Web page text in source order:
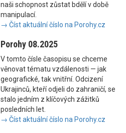
naši schopnost zůstat bdělí v době
manipulací.
→ Číst aktuální číslo na Porohy.cz
Porohy 08.2025
V tomto čísle časopisu se chceme
věnovat tématu vzdálenosti — jak
geografické, tak vnitřní. Odcizení
Ukrajinců, kteří odjeli do zahraničí, se
stalo jedním z klíčových zážitků
posledních let.
→ Číst aktuální číslo na Porohy.cz